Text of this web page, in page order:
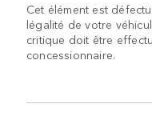
Cet élément est
légalité de votre
critique doit être
concessionnaire.